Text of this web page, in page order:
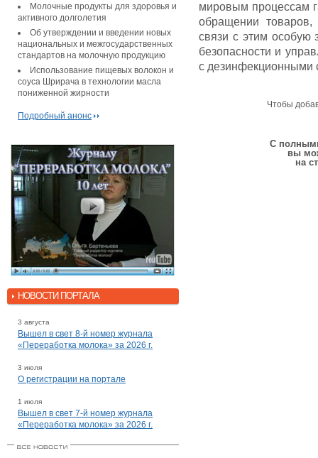
Молочные продукты для здоровья и
активного долголетия
Об утверждении и введении новых
национальных и межгосударственных
стандартов на молочную продукцию
Использование пищевых волокон и
соуса Шрирача в технологии масла
пониженной жирности
Подробный анонс
НОВОСТИ ПОРТАЛА
3 августа
Вышел в свет 8-й номер журнала
«Переработка молока» за 2026 г.
3 июля
О регистрации на портале
1 июля
Вышел в свет 7-й номер журнала
«Переработка молока» за 2026 г.
мировым процессам
обращении
связи с этим особую
безопасности и
с дезинфекционными
Чтобы
С
вы
на